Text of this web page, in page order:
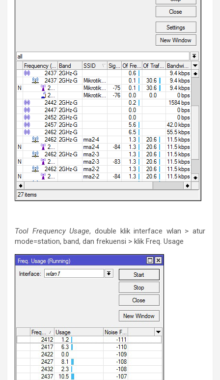
Tool Frequency Usage, double klik interface wlan > atur
mode=station, band, dan frekuensi > klik Freq. Usage